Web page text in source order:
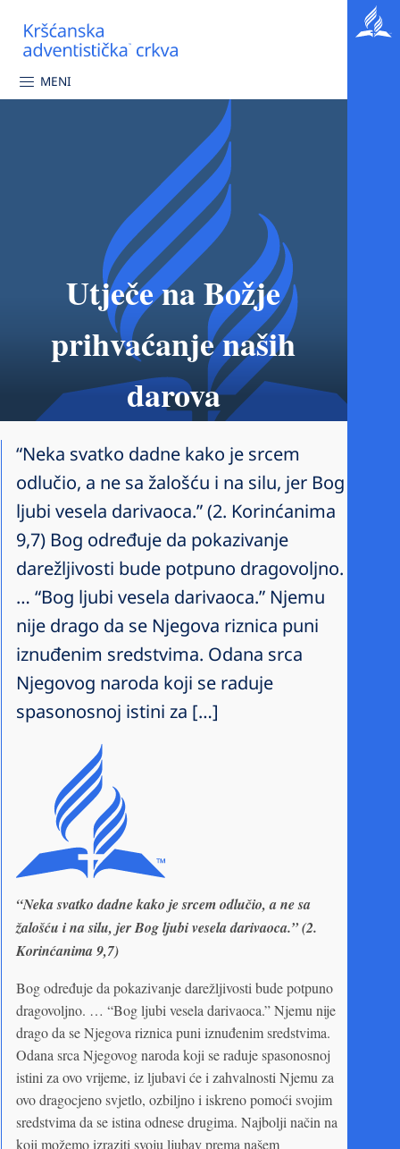
MENI
Utječe na Božje
prihvaćanje naših
darova
“Neka svatko dadne kako je srcem
odlučio, a ne sa žalošću i na silu, jer Bog
ljubi vesela darivaoca.” (2. Korinćanima
9,7) Bog određuje da pokazivanje
darežljivosti bude potpuno dragovoljno.
… “Bog ljubi vesela darivaoca.” Njemu
nije drago da se Njegova riznica puni
iznuđenim sredstvima. Odana srca
Njegovog naroda koji se raduje
spasonosnoj istini za […]
“Neka svatko dadne kako je srcem odlučio, a ne sa
žalošću i na silu, jer Bog ljubi vesela darivaoca.” (2.
Korinćanima 9,7)
Bog određuje da pokazivanje darežljivosti bude potpuno
dragovoljno. … “Bog ljubi vesela darivaoca.” Njemu nije
drago da se Njegova riznica puni iznuđenim sredstvima.
Odana srca Njegovog naroda koji se raduje spasonosnoj
istini za ovo vrijeme, iz ljubavi će i zahvalnosti Njemu za
ovo dragocjeno svjetlo, ozbiljno i iskreno pomoći svojim
sredstvima da se istina odnese drugima. Najbolji način na
koji možemo izraziti svoju ljubav prema našem